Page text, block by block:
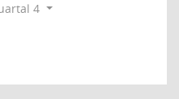
4